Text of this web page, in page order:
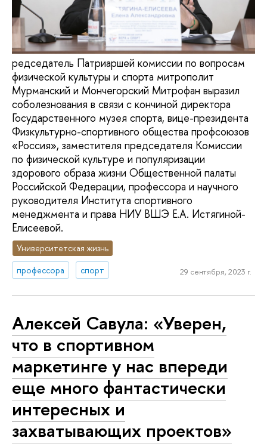
редседатель Патриаршей комиссии по вопросам
физической культуры и спорта митрополит
Мурманский и Мончегорский Митрофан выразил
соболезнования в связи с кончиной директора
Государственного музея спорта, вице-президента
Физкультурно-спортивного общества профсоюзов
«Россия», заместителя председателя Комиссии
по физической культуре и популяризации
здорового образа жизни Общественной палаты
Российской Федерации, профессора и научного
руководителя Института спортивного
менеджмента и права НИУ ВШЭ Е.А. Истягиной-
Елисеевой.
Университетская жизнь
профессора
спорт 29 сентября, 2023 г.
Алексей Савула: «Уверен,
что в спортивном
маркетинге у нас впереди
еще много фантастически
интересных и
захватывающих проектов»